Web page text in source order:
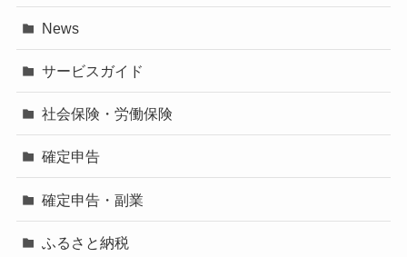
News
サービスガイド
社会保険・労働保険
確定申告
確定申告・副業
ふるさと納税